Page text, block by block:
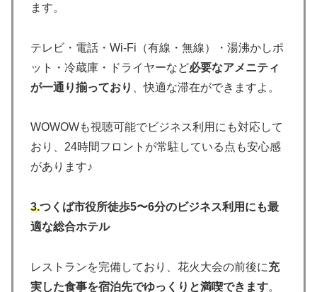
ます。
テレビ・電話・Wi-Fi（有線・無線）・湯沸かしポ
ット・冷蔵庫・ドライヤーなど必要なアメニティ
が一通り揃っており
、快適な滞在ができますよ。
WOWOWも視聴可能でビジネス利用にも対応して
おり、24時間フロントが常駐している点も安心感
があります♪
3.つくば市役所徒歩5〜6分のビジネス利用にも最
適な総合ホテル
レストランを完備しており、花火大会の前後に充
実した食事を宿泊先でゆっくりと満喫できます。